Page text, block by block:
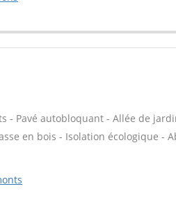
- Pavé autobloquant - Allée de
en bois - Isolation écologique -